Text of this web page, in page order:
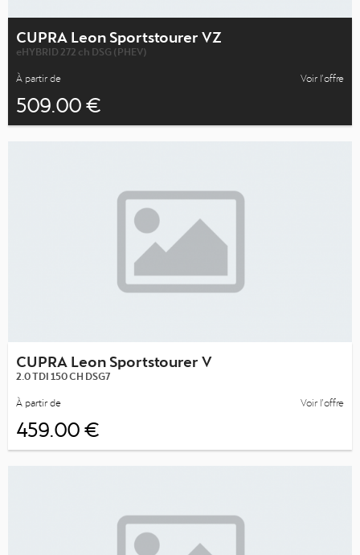
CUPRA Leon Sportstourer VZ
eHYBRID 272 ch DSG (PHEV)
À partir de
509.00 €
Voir l’offre
CUPRA Leon Sportstourer V
2.0 TDI 150 CH DSG7
À partir de
459.00 €
Voir l’offre